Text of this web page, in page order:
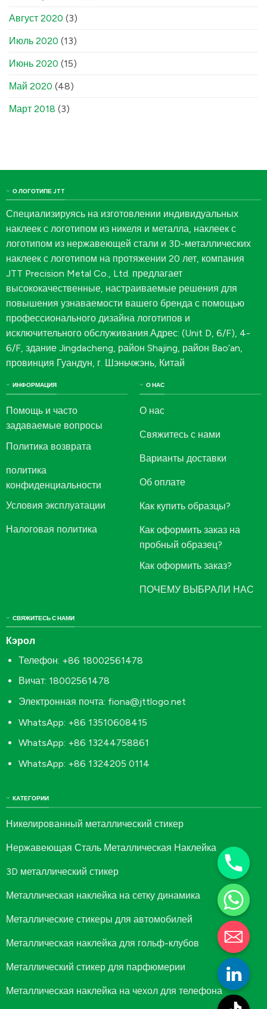
Август 2020 (3)
Июль 2020 (13)
Июнь 2020 (15)
Май 2020 (48)
Март 2018 (3)
О ЛОГОТИПЕ JTT
Специализируясь на изготовлении индивидуальных
наклеек с логотипом из никеля и металла, наклеек с
логотипом из нержавеющей стали и 3D-металлических
наклеек с логотипом на протяжении 20 лет, компания
JTT Precision Metal Co., Ltd. предлагает
высококачественные, настраиваемые решения для
повышения узнаваемости вашего бренда с помощью
профессионального дизайна логотипов и
исключительного обслуживания.Адрес: (Unit D, 6/F), 4-
6/F, здание Jingdacheng, район Shajing, район Bao’an,
провинция Гуандун, г. Шэньчжэнь, Китай
ИНФОРМАЦИЯ
Помощь и часто
задаваемые вопросы
Политика возврата
политика
конфиденциальности
Условия эксплуатации
Налоговая политика
О НАС
О нас
Свяжитесь с нами
Варианты доставки
Об оплате
Как купить образцы?
Как оформить заказ на
пробный образец?
Как оформить заказ?
ПОЧЕМУ ВЫБРАЛИ НАС
КАТЕГОРИИ
Никелированный металлический стикер
Нержавеющая Сталь Металлическая Наклейка
3D металлический стикер
Металлическая наклейка на сетку динамика
Металлические стикеры для автомобилей
Металлическая наклейка для гольф-клубов
Металлический стикер для парфюмерии
Металлическая наклейка на чехол для телефона
СВЯЖИТЕСЬ С НАМИ
Кэрол
Телефон: +86 18002561478
Вичат: 18002561478
Электронная почта: fiona@jttlogo.net
WhatsApp: +86 13510608415
WhatsApp: +86 13244758861
WhatsApp: +86 1324205 0114